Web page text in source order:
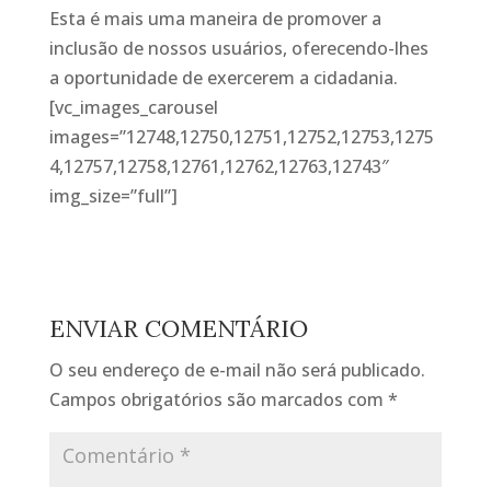
Esta é mais uma maneira de promover a
inclusão de nossos usuários, oferecendo-lhes
a oportunidade de exercerem a cidadania.
[vc_images_carousel
images=”12748,12750,12751,12752,12753,1275
4,12757,12758,12761,12762,12763,12743″
img_size=”full”]
ENVIAR COMENTÁRIO
O seu endereço de e-mail não será publicado.
Campos obrigatórios são marcados com *